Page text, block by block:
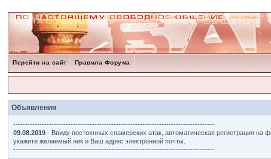
Перейти на сайт Правила Форума
Объявления
------------------------------------------------------------------------------------
09.08.2019 - Ввиду постоянных спамерских атак, автоматическая регистрация на
укажите желаемый ник и Ваш адрес электронной почты.
------------------------------------------------------------------------------------